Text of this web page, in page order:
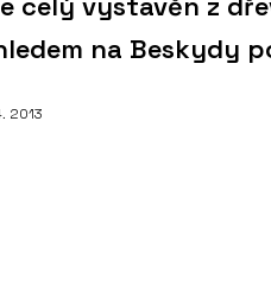
na Beskydy
2013